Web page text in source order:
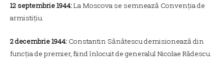
12 septembrie 1944:La Moscova se semnează Convenția de
armistițiu.
2 decembrie 1944: Constantin Sănătescu demisionează din
funcția de premier, fiind înlocuit de generalul Nicolae Rădescu.